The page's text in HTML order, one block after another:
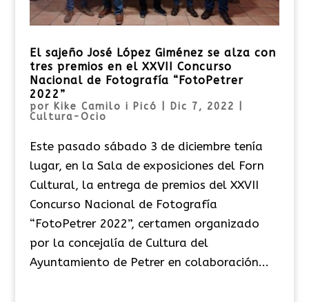
El sajeño José López Giménez se alza con
tres premios en el XXVII Concurso
Nacional de Fotografía “FotoPetrer
2022”
por Kike Camilo i Picó Dic 7, 2022
Cultura-Ocio
Este pasado sábado 3 de diciembre tenía
lugar, en la Sala de exposiciones del Forn
Cultural, la entrega de premios del XXVII
Concurso Nacional de Fotografía
“FotoPetrer 2022”, certamen organizado
por la concejalía de Cultura del
Ayuntamiento de Petrer en colaboración...